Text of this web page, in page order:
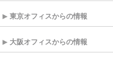
東京オフィスからの情報
大阪オフィスからの情報